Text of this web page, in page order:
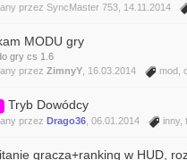
przezSyncMaster 753 , 14.11.2014
MODU gry
gry cs 1.6
przezZimnyY , 16.03.2014 mod ,
Tryb Dowódcy
przezDrago36 , 06.01.2014 inny,
gracza+ranking w HUD,